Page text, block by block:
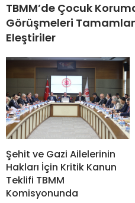
TBMM’de Çocuk
Görüşmeleri
Eleştiriler
Şehit ve Gazi Ailelerinin
Hakları İçin Kritik Kanun
Teklifi TBMM
Komisyonunda